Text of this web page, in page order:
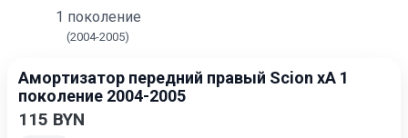
1 поколение
(2004-2005)
Амортизатор передний правый Scion xA 1
поколение 2004-2005
115 BYN